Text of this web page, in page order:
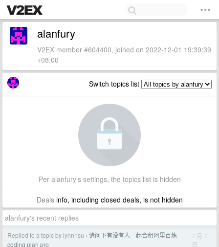
alanfury
V2EX member #604400, joined on 2022-12-01 19:39:39
+08:00
Switch topics list
Per alanfury's settings, the topics list is hidden
Dealsinfo, including closed deals, is not hidden
alanfury's recent replies
Replied to a topic by lynn1su › 请问下有没有人一起合租阿里百炼
coding plan pro
7 月 7
日